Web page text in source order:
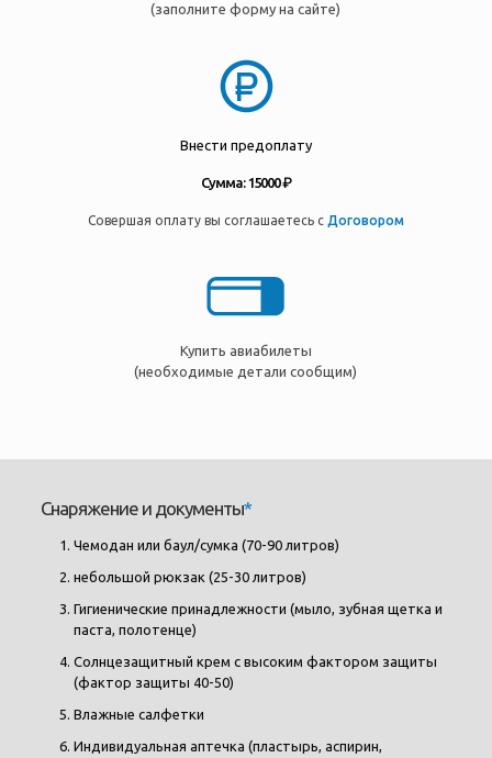
(заполните форму на сайте)
Внести предоплату
Сумма: 15000 ₽
Совершая оплату вы соглашаетесь с Договором
Купить авиабилеты
(необходимые детали сообщим)
Снаряжение и документы*
Чемодан или баул/сумка (70-90 литров)
небольшой рюкзак (25-30 литров)
Гигиенические принадлежности (мыло, зубная щетка и
паста, полотенце)
Солнцезащитный крем с высоким фактором защиты
(фактор защиты 40-50)
Влажные салфетки
Индивидуальная аптечка (пластырь, аспирин,